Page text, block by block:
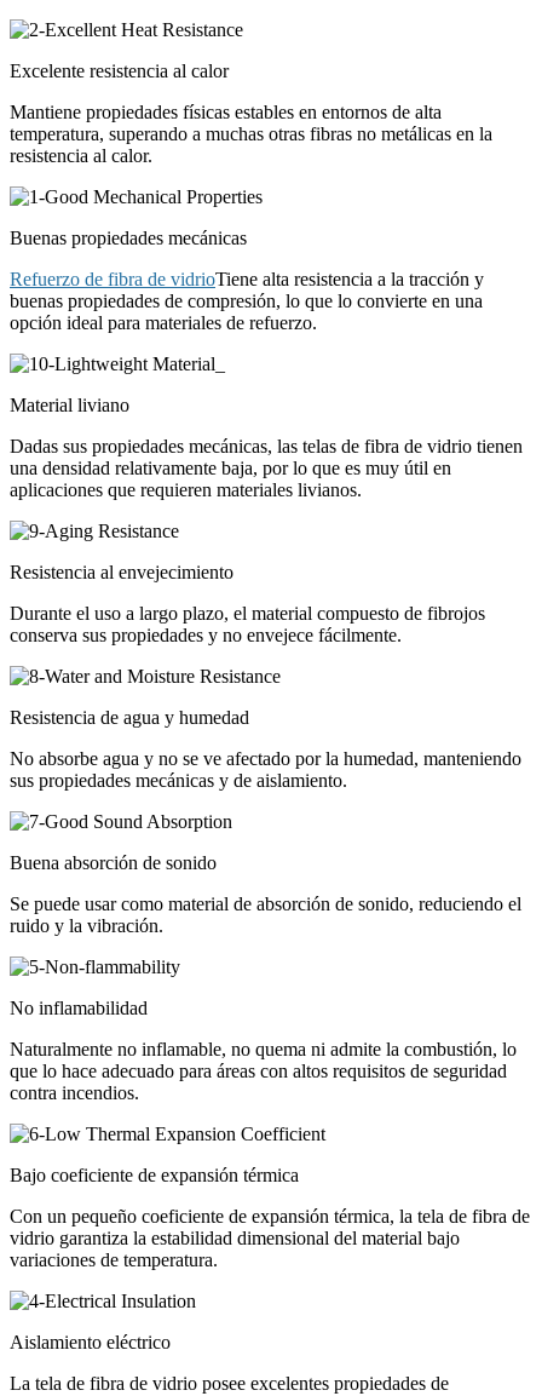
Excelente resistencia al calor
Mantiene propiedades físicas estables en entornos de alta
temperatura, superando a muchas otras fibras no metálicas en la
resistencia al calor.
Buenas propiedades mecánicas
Refuerzo de fibra de vidrioTiene alta resistencia a la tracción y
buenas propiedades de compresión, lo que lo convierte en una
opción ideal para materiales de refuerzo.
Material liviano
Dadas sus propiedades mecánicas, las telas de fibra de vidrio tienen
una densidad relativamente baja, por lo que es muy útil en
aplicaciones que requieren materiales livianos.
Resistencia al envejecimiento
Durante el uso a largo plazo, el material compuesto de fibrojos
conserva sus propiedades y no envejece fácilmente.
Resistencia de agua y humedad
No absorbe agua y no se ve afectado por la humedad, manteniendo
sus propiedades mecánicas y de aislamiento.
Buena absorción de sonido
Se puede usar como material de absorción de sonido, reduciendo el
ruido y la vibración.
No inflamabilidad
Naturalmente no inflamable, no quema ni admite la combustión, lo
que lo hace adecuado para áreas con altos requisitos de seguridad
contra incendios.
Bajo coeficiente de expansión térmica
Con un pequeño coeficiente de expansión térmica, la tela de fibra de
vidrio garantiza la estabilidad dimensional del material bajo
variaciones de temperatura.
Aislamiento eléctrico
La tela de fibra de vidrio posee excelentes propiedades de